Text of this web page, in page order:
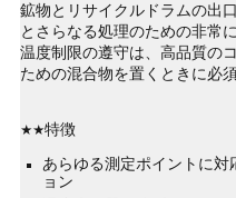
鉱物とリサイクルドラムの出
とさらなる処理のための非常
温度制限の遵守は、高品質の
ための混合物を置くときに必須
**特徴
あらゆる測定ポイントに対
ョン